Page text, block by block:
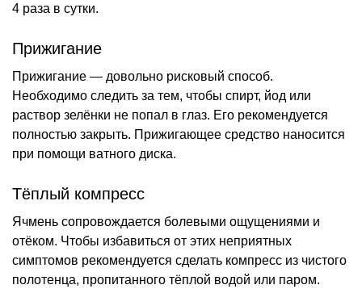
4 раза в сутки.
Прижигание
Прижигание — довольно рисковый способ.
Необходимо следить за тем, чтобы спирт, йод или
раствор зелёнки не попал в глаз. Его рекомендуется
полностью закрыть. Прижигающее средство наносится
при помощи ватного диска.
Тёплый компресс
Ячмень сопровождается болевыми ощущениями и
отёком. Чтобы избавиться от этих неприятных
симптомов рекомендуется сделать компресс из чистого
полотенца, пропитанного тёплой водой или паром.